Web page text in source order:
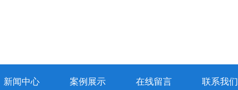
新闻中心 案例展示 在线留言 联系我们